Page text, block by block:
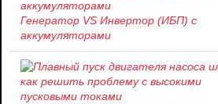
Генератор VS Инвертор (ИБП) с
аккумуляторами